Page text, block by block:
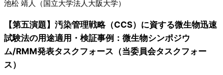
池松 靖人（国立大学法人大阪大学）
【第五演題】汚染管理戦略（CCS）に資する微生物迅速
試験法の用途適用・検証事例：微生物シンポジウ
ム/RMM発表タスクフォース（当委員会タスクフォー
ス）